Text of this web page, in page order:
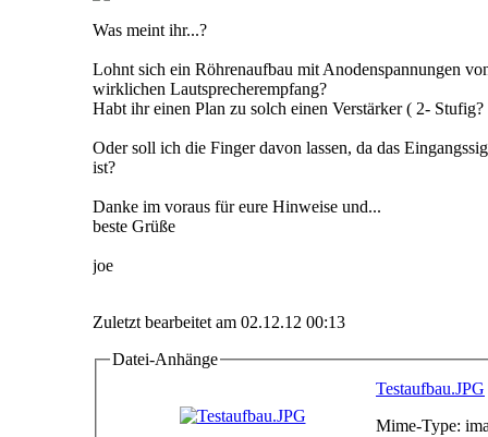
Was meint ihr...?
Lohnt sich ein Röhrenaufbau mit Anodenspannungen
wirklichen Lautsprecherempfang?
Habt ihr einen Plan zu solch einen Verstärker ( 2- Stufig?
Oder soll ich die Finger davon lassen, da das
ist?
Danke im voraus für eure Hinweise und...
beste Grüße
joe
Zuletzt bearbeitet am 02.12.12 00:13
Datei-Anhänge
Testaufbau.JPG
Mime-Type: